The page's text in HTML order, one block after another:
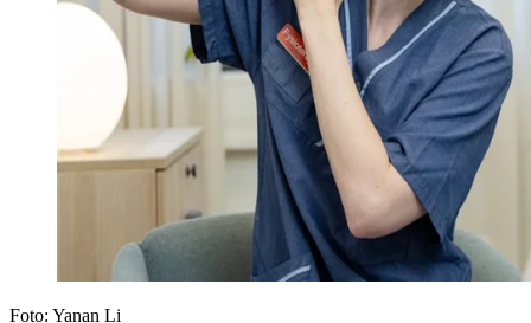
Foto: Yanan Li